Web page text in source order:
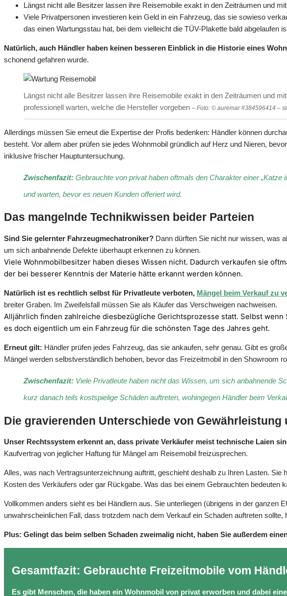
Längst nicht alle Besitzer lassen ihre Reisemobile exakt in den Zeiträumen und
Viele Privatpersonen investieren kein Geld in ein Fahrzeug, das sie sowieso
das einen Wartungsstau hat, bei dem vielleicht die TÜV-Plakette bald abgelaufen
Natürlich, auch Händler haben keinen besseren Einblick in die Historie eines
schonend gefahren wurde.
Längst nicht alle Besitzer lassen ihre Reisemobile exakt in den Zeiträumen und
professionell warten, welche die Hersteller vorgeben – Foto: © auremar #384596414 –
Allerdings müssen Sie erneut die Expertise der Profis bedenken: Händler können
besteht. Vor allem aber prüfen sie jedes Wohnmobil gründlich auf Herz und Nieren,
inklusive frischer Hauptuntersuchung.
Zwischenfazit: Gebrauchte von privat haben oftmals den Charakter einer
und warten, bevor es neuen Kunden offeriert wird.
Das mangelnde Technikwissen beider Parteien
Sind Sie gelernter Fahrzeugmechatroniker? Dann dürften Sie nicht nur wissen, was
um sich anbahnende Defekte überhaupt erkennen zu können.
Viele Wohnmobilbesitzer haben dieses Wissen nicht. Dadurch verkaufen sie
der bei besserer Kenntnis der Materie hätte erkannt werden können.
Natürlich ist es rechtlich selbst für Privatleute verboten, Mängel beim Verkauf zu
breiter Graben. Im Zweifelsfall müssen Sie als Käufer das Verschweigen nachweisen.
Alljährlich finden zahlreiche diesbezügliche Gerichtsprozesse statt. Selbst
es doch eigentlich um ein Fahrzeug für die schönsten Tage des Jahres geht.
Erneut gilt: Händler prüfen jedes Fahrzeug, das sie ankaufen, sehr genau. Gibt es
Mängel werden selbstverständlich behoben, bevor das Freizeitmobil in den Showroom
Zwischenfazit: Viele Privatleute haben nicht das Wissen, um sich anbahnende
kurz danach teils kostspielige Schäden auftreten, wohingegen Händler beim
Die gravierenden Unterschiede von Gewährleistung
Unser Rechtssystem erkennt an, dass private Verkäufer meist technische Laien
Kaufvertrag von jeglicher Haftung für Mängel am Reisemobil freizusprechen.
Alles, was nach Vertragsunterzeichnung auftritt, geschieht deshalb zu Ihren Lasten.
Kosten des Verkäufers oder gar Rückgabe. Was das bei einem Gebrauchten bedeuten
Vollkommen anders sieht es bei Händlern aus. Sie unterliegen (übrigens in der ganzen
unwahrscheinlichen Fall, dass trotzdem nach dem Verkauf ein Schaden auftreten
Plus: Gelingt das beim selben Schaden zweimalig nicht, haben Sie außerdem
Gesamtfazit: Gebrauchte Freizeitmobile vom
Es gibt Menschen, die haben ein Wohnmobil von privat erworben und dabei